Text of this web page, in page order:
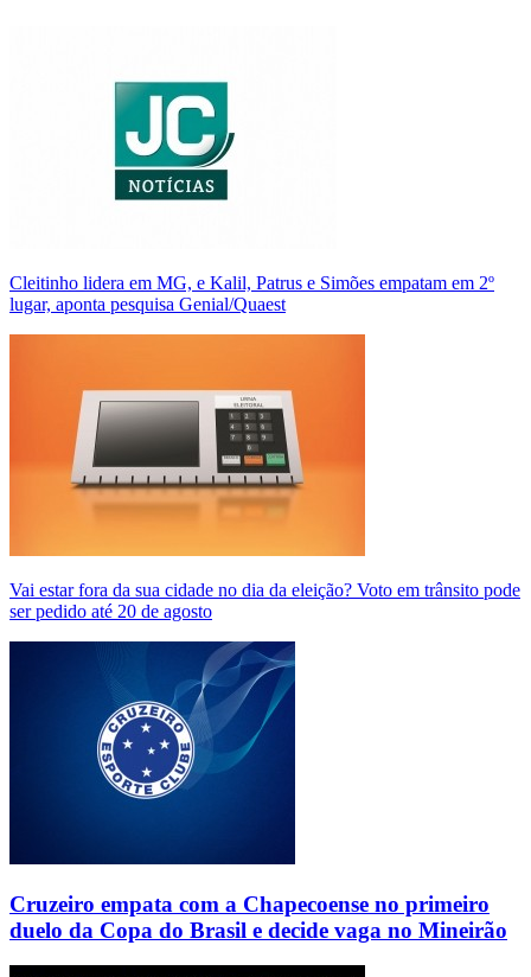
Cleitinho lidera em MG, e Kalil, Patrus e Simões empatam em 2º
lugar, aponta pesquisa Genial/Quaest
Vai estar fora da sua cidade no dia da eleição? Voto em trânsito pode
ser pedido até 20 de agosto
Cruzeiro empata com a Chapecoense no primeiro
duelo da Copa do Brasil e decide vaga no Mineirão